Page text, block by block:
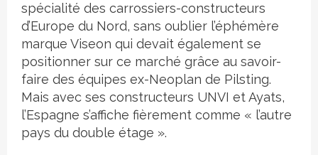
spécialité des carrossiers-constructeurs
d’Europe du Nord, sans oublier l’éphémère
marque Viseon qui devait également se
positionner sur ce marché grâce au savoir-
faire des équipes ex-Neoplan de Pilsting.
Mais avec ses constructeurs UNVI et Ayats,
l’Espagne s’affiche fièrement comme « l’autre
pays du double étage ».